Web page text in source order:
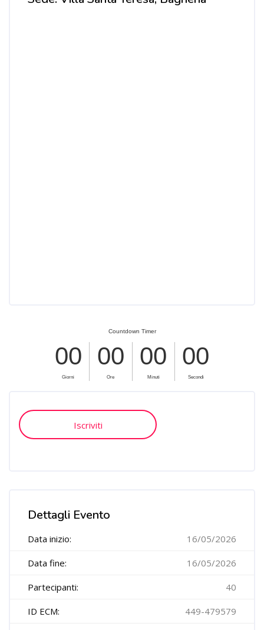
Salta [Cocoon] Custom HTML
Iscriviti
Dettagli Evento
Data inizio: 16/05/2026
Data fine: 16/05/2026
Partecipanti: 40
ID ECM: 449-479579